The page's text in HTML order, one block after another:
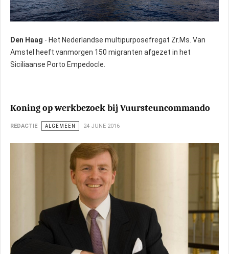
Den Haag - Het Nederlandse multipurposefregat Zr.Ms. Van
Amstel heeft vanmorgen 150 migranten afgezet in het
Siciliaanse Porto Empedocle.
Koning op werkbezoek bij Vuursteuncommando
REDACTIE ALGEMEEN 24 JUNE 2016